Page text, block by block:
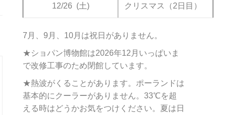
12/26 (土) クリスマス（2日目）
7月、9月、10月は祝日がありません。
★ショパン博物館は2026年12月いっぱいま
で改修工事のため閉館しています。
★熱波がくることがあります。ポーランドは
基本的にクーラーがありません。33℃を超
える時はどうかお気をつけください。夏は日